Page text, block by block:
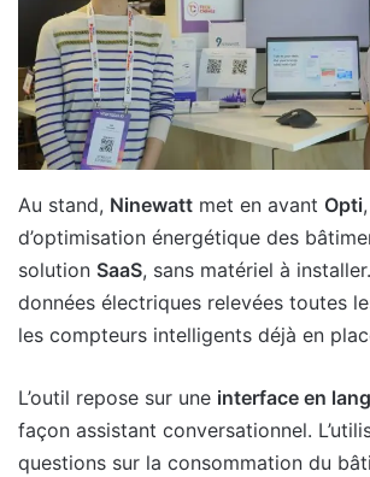
Au stand, Ninewatt met en avant Opti
d’optimisation énergétique des
solution SaaS, sans matériel à
données électriques relevées toutes
les compteurs intelligents déjà en
L’outil repose sur une interface en
façon assistant conversationnel.
questions sur la consommation du